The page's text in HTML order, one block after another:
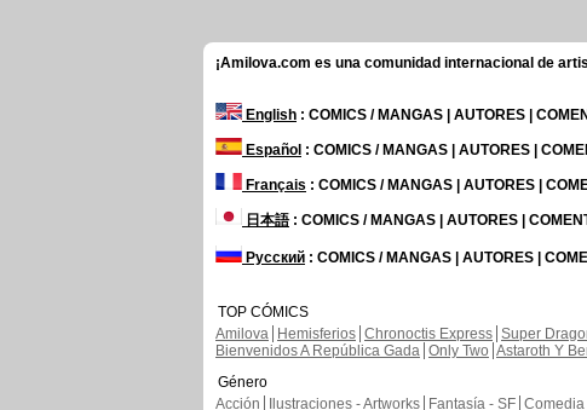
¡Amilova.com es una comunidad internacional de
English : COMICS / MANGAS | AUTORES |
Español : COMICS / MANGAS | AUTORES |
Français : COMICS / MANGAS | AUTORES |
日本語: COMICS / MANGAS | AUTORES |
Русский : COMICS / MANGAS | AUTORES |
TOP CÓMICS
Amilova
Hemisferios Chronoctis Express Super
Bienvenidos A República Gada Only Two Astaroth Y
Género
Acción
Ilustraciones - Artworks Fantasía - SF Comedia